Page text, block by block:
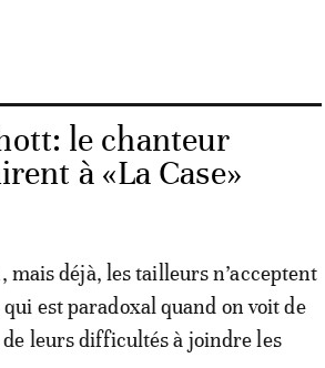
le chanteur
à «La Case»
mais déjà, les tailleurs n’acceptent
est paradoxal quand on voit de
leurs difficultés à joindre les